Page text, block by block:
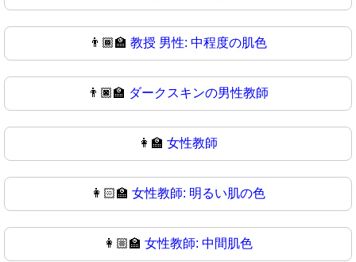
👨🏾‍🏫 教授 男性: 中程度の肌色
👨🏿‍🏫 ダークスキンの男性教師
👩‍🏫 女性教師
👩🏻‍🏫 女性教師: 明るい肌の色
👩🏼‍🏫 女性教師: 中間肌色